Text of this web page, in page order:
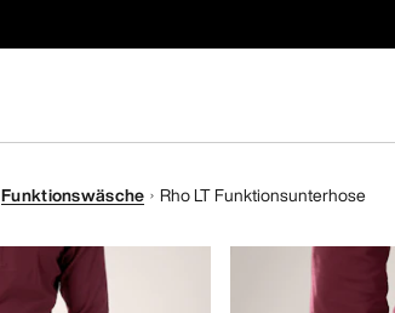
Funktionswäsche Rho LT Funktionsunterhose